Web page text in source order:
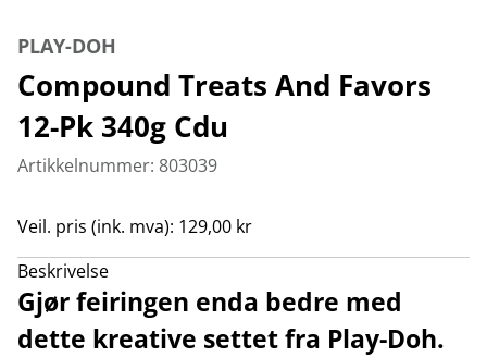
PLAY-DOH
Compound Treats And Favors
12-Pk 340g Cdu
Artikkelnummer: 803039
Veil. pris (ink. mva): 129,00 kr
Beskrivelse
Gjør feiringen enda bedre med
dette kreative settet fra Play-Doh.